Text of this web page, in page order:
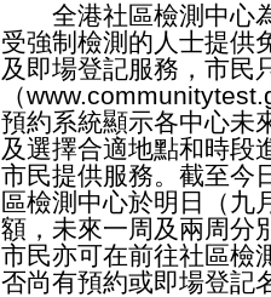
全港社區檢測中心為
受強制檢測的人士提供
及即場登記服務，市民
（
預約系統顯示各中心未
及選擇合適地點和時段
市民提供服務。截至今
區檢測中心於明日（九
額，未來一周及兩周分
市民亦可在前往社區檢
否尚有預約或即場登記